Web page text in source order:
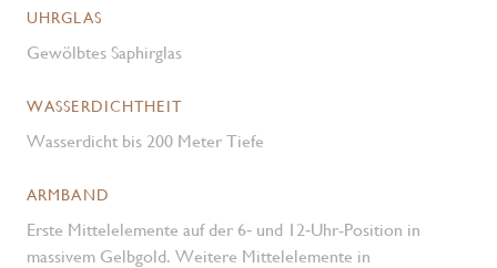
UHRGLAS
Gewölbtes Saphirglas
WASSERDICHTHEIT
Wasserdicht bis 200 Meter Tiefe
ARMBAND
Erste Mittelelemente auf der 6‑ und 12‑Uhr-Position in
massivem Gelbgold. Weitere Mittelelemente in